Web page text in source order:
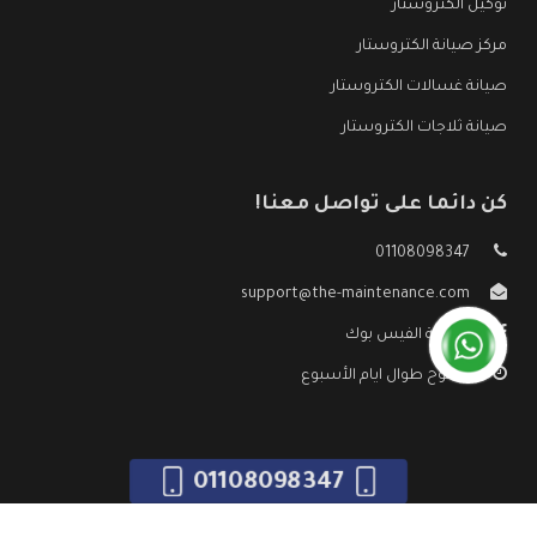
توكيل الكتروستار
مركز صيانة الكتروستار
صيانة غسالات الكتروستار
صيانة ثلاجات الكتروستار
كن دائما على تواصل معنا!
01108098347
support@the-maintenance.com
صفحة الفيس بوك
مفتوح طوال ايام الأسبوع
01108098347